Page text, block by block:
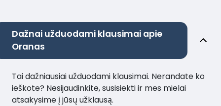
Dažnai užduodami klausimai apie
Oranas
Tai dažniausiai užduodami klausimai. Nerandate ko
ieškote? Nesijaudinkite, susisiekti ir mes mielai
atsakysime į jūsų užklausą.